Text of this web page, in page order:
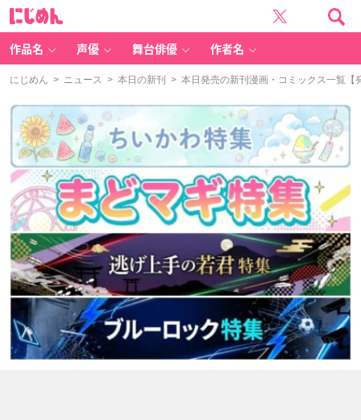
作品名 声優 舞台俳優 作者名
にじめん > ニュース > 本日の新刊 > 本日発売の新刊漫画・コミックス一覧【